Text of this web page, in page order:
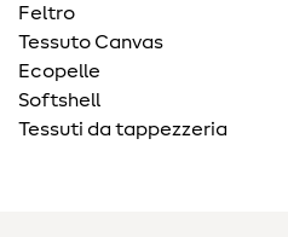
Feltro
Tessuto Canvas
Ecopelle
Softshell
Tessuti da tappezzeria